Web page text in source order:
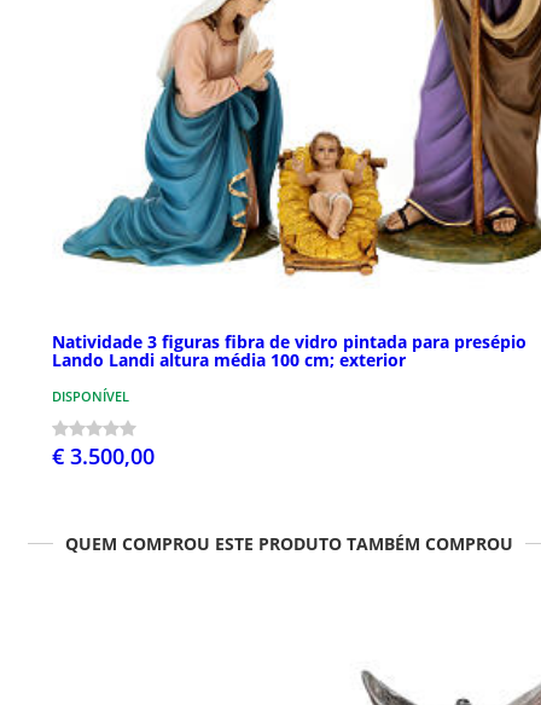
Natividade 3 figuras fibra de vidro pintada para presépio
Lando Landi altura média 100 cm; exterior
DISPONÍVEL
€ 3.500,00
QUEM COMPROU ESTE PRODUTO TAMBÉM COMPROU